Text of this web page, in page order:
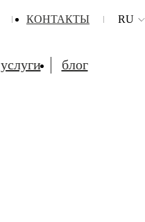
КОНТАКТЫ RU
услуги блог